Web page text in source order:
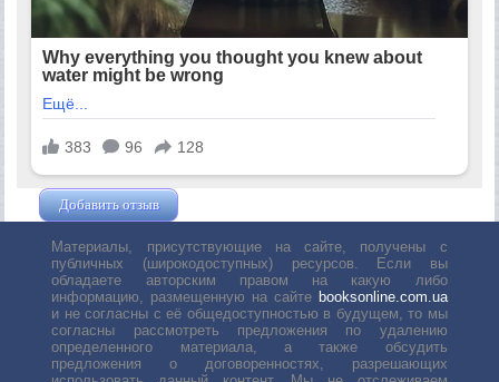
Добавить отзыв
Материалы, присутствующие на сайте, получены с
публичных (широкодоступных) ресурсов. Если вы
обладаете авторским правом на какую либо
информацию, размещенную на сайте booksonline.com.ua
и не согласны с её общедоступностью в будущем, то мы
согласны рассмотреть предложения по удалению
определенного материала, а также обсудить
предложения о договоренностях, разрешающих